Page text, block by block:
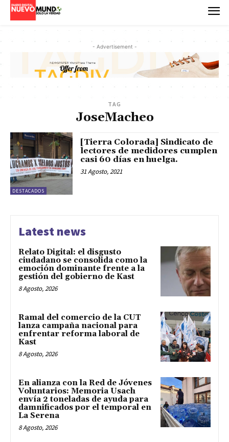
- Advertisement -
TAG
JoseMacheo
DESTACADOS
[Tierra Colorada] Sindicato de
lectores de medidores cumplen
casi 60 días en huelga.
31 Agosto, 2021
Latest news
Relato Digital: el disgusto
ciudadano se consolida como la
emoción dominante frente a la
gestión del gobierno de Kast
8 Agosto, 2026
Ramal del comercio de la CUT
lanza campaña nacional para
enfrentar reforma laboral de
Kast
8 Agosto, 2026
En alianza con la Red de Jóvenes
Voluntarios: Memoria Usach
envía 2 toneladas de ayuda para
damnificados por el temporal en
La Serena
8 Agosto, 2026